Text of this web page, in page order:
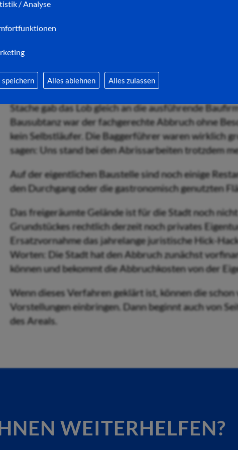
/ Analyse
speichern Alles ablehnen Alles zulassen
nicht nur zeitgerecht, sondern auch ohne
Bürgermeister Thomas Fehling (v.l.n.r.),
der Baustelle
Stache gab das Lob gleich an die ausführende
Bausubtanz war der fachgerechte Abbruch ohne
kein Selbstläufer. Die Baggerführer waren wirklich
sagen: Uns stand bei den Abrissarbeiten trotzdem
Auf der eigentlichen Baustelle sind noch einige
den Durchgang oder die gastronomisch genutzten
Das freigeräumte Gelände ist für die Stadt noch
Grundstückes rechtlich derzeit noch privates
Ersatzvornahme das jahrelange juristische Hick-
Worten: Die Stadt hat den Abbruch zunächst
können und bekommt die Abbruchkosten von der
Wenn dieses Verfahren geklärt ist, können die
Vorstellungen einbringen. Dann beginnt auch von
des Areals.
WEITERHELFEN?